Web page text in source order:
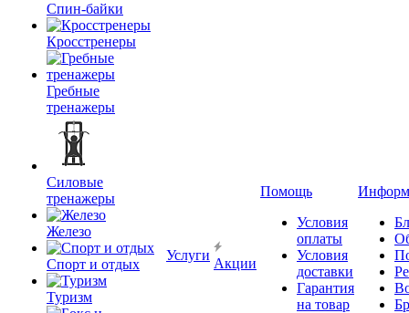
Спин-байки
Кросстренеры
Гребные
тренажеры
Силовые
тренажеры
Железо
Спорт и отдых
Туризм
Услуги
Акции
Помощь
Условия
оплаты
Условия
доставки
Гарантия
на товар